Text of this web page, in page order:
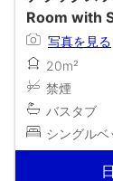
Room with
写真を見る
20m²
禁煙
バスタブ
シングル